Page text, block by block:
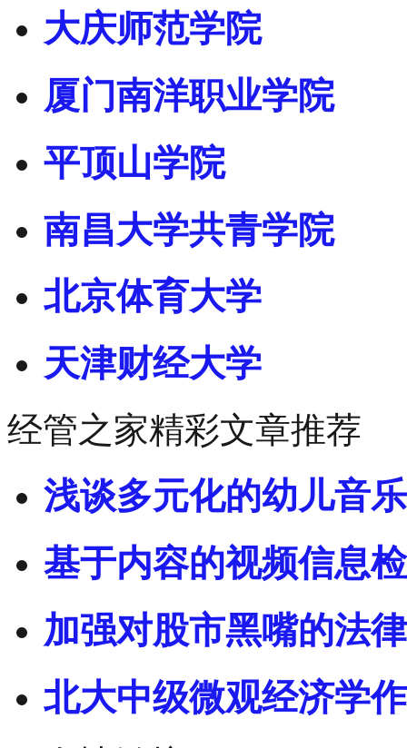
大庆师范学院
厦门南洋职业学院
平顶山学院
南昌大学共青学院
北京体育大学
天津财经大学
经管之家精彩文章推荐
浅谈多元化的幼儿音
基于内容的视频信息
加强对股市黑嘴的法
北大中级微观经济学